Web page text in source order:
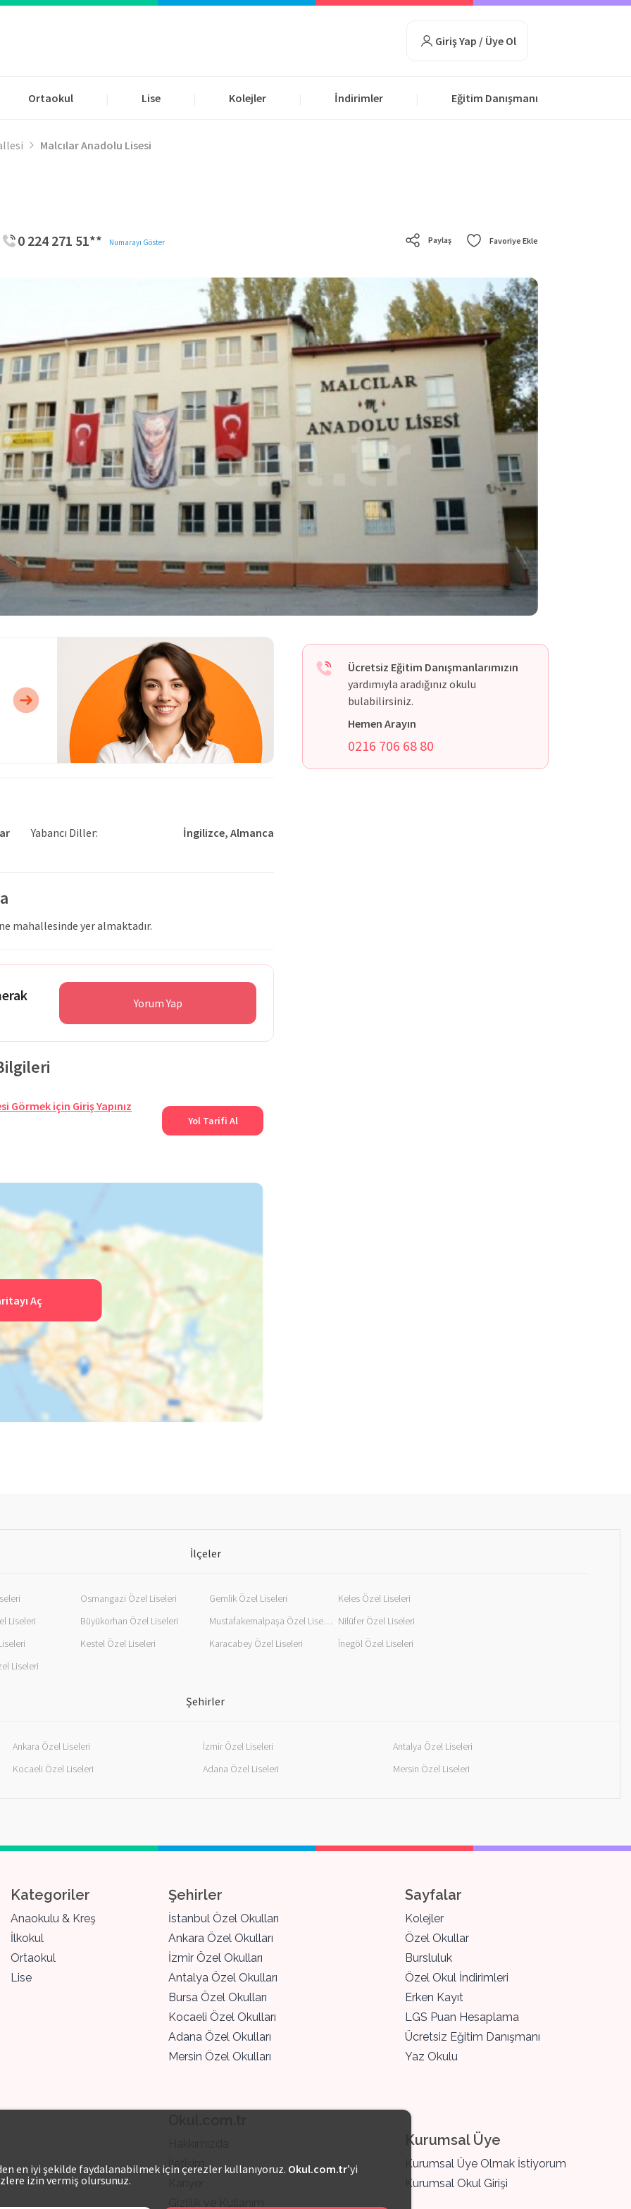
Giriş Yap / Üye Ol
Ortaokul Lise Kolejler İndirimler Eğitim Danışmanı
Malcılar Anadolu Lisesi
Favoriye Ekle
Paylaş
0 224 271 51** Numarayı Göster
Yabancı Diller: İngilizce, Almanca
mahallesinde yer almaktadır.
Yorum Yap
Görmek için Giriş Yapınız
Yol Tarifi Al
Aç
Ücretsiz Eğitim Danışmanlarımızın
yardımıyla aradığınız okulu
bulabilirsiniz.
Hemen Arayın
0216 706 68 80
İlçeler
Osmangazi Özel Liseleri Gemlik Özel Liseleri
Keles Özel Liseleri
Liseleri
Büyükorhan Özel Liseleri Mustafakemalpaşa Özel Liseleri Nilüfer Özel Liseleri
Kestel Özel Liseleri Karacabey Özel Liseleri
İnegöl Özel Liseleri
Liseleri
Şehirler
Ankara Özel Liseleri İzmir Özel Liseleri
Antalya Özel Liseleri
Kocaeli Özel Liseleri
Adana Özel Liseleri Mersin Özel Liseleri
Kategoriler
Anaokulu & Kreş
İlkokul
Ortaokul
Lise
Şehirler
İstanbul Özel Okulları
Ankara Özel Okulları
İzmir Özel Okulları
Antalya Özel Okulları
Bursa Özel Okulları
Kocaeli Özel Okulları
Adana Özel Okulları
Mersin Özel Okulları
İletişim
Sayfalar
Kolejler
Özel Okullar
Bursluluk
Özel Okul İndirimleri
Erken Kayıt
LGS Puan Hesaplama
Ücretsiz Eğitim Danışmanı
Yaz Okulu
Kurumsal Üye
Kurumsal Üye Olmak İstiyorum
Kurumsal Okul Girişi
en iyi şekilde faydalanabilmek için çerezler kullanıyoruz. Okul.com.tr’yi
izin vermiş olursunuz.